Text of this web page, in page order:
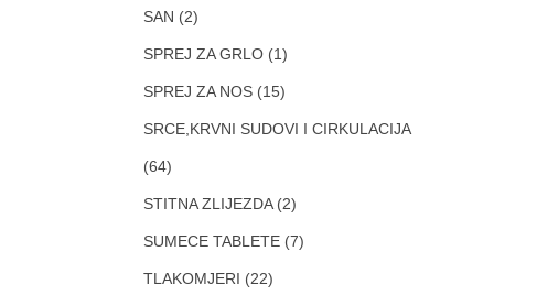
SAN (2)
SPREJ ZA GRLO (1)
SPREJ ZA NOS (15)
SRCE,KRVNI SUDOVI I CIRKULACIJA
(64)
STITNA ZLIJEZDA (2)
SUMECE TABLETE (7)
TLAKOMJERI (22)